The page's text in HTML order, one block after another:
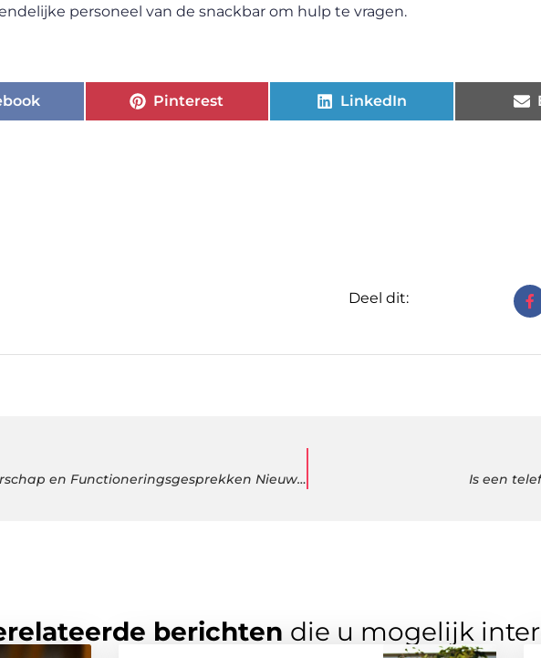
personeel van de snackbar om hulp te vragen.
Pinterest LinkedIn
Deel dit:
Slim Subsidie Aanvragen: Coachend Leiderschap en Functioneringsgesprekken Nieuwe Stijl Is een
berichten die u mogelijk